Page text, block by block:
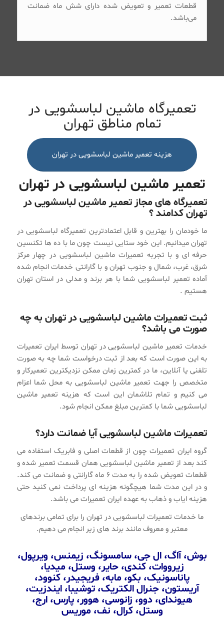
قطعات تعمیر و تعویض شده دارای شش ماه ضمانت
می‌باشد.
تعمیرگاه ماشین لباسشویی در
تمام مناطق تهران
هزینه تعمیر ماشین لباسشویی در تهران
تعمیر ماشین لباسشویی در تهران
تعمیرگاه های مجاز تعمیر ماشین لباسشویی در
تهران کدامند ؟
ما خودمان را بهترین و قابل اعتمادترین تعمیرگاه لباسشویی در
تهران میدانیم. این خود ستایی نیست چون ما با ده ها تکنسین
حرفه ای و با تجربه تعمیرات ماشین لباسشویی در چهار مرکز
شرق، غرب، شمال و جنوب تهران و با گارانتی خدمات انجام شده
آماده تعمیر لباسشویی شما با هر برند و مدلی در استان تهران
هستیم .
ثبت تعمیرات ماشین لباسشویی در تهران به چه
صورت می باشد؟
خدمات تعمیر ماشین لباسشویی در تهران توسط ایران تعمیرات
به این صورت است که بعد از ثبت درخواست شما چه به صورت
تلفنی یا آنلاین، ما در کمترین زمان ممکن نزدیکترین تعمیرکار و
متخصص را جهت تعمیر ماشین لباسشویی به محل شما اعزام
می کنیم و تمام تلاشمان این است که هزینه تعمیر ماشین
لباسشویی شما با کمترین مبلغ ممکن انجام شود.
تعمیرات ماشین لباسشویی آیا ضمانت دارد؟
گروه ایران تعمیرات چون از قطعات اصلی و فابریک استفاده می
کند بعد از تعمیر ماشین لباسشویی همان قسمت تعمیر شده و
قطعات تعویض شده را به مدت ۶ ماه گارانتی و ضمانت می کند.
و در این مدت شما هیچگونه هزینه ای پرداخت نمی کنید حتی
هزینه ایاب و ذهاب به عهده ایران تعمیرات می باشد.
ما خدمات تعمیرات لباسشویی در تهران را برای تمامی برندهای
معتبر و معروف مانند برند های زیر انجام می دهیم.
بوش، آاگ، ال جی، سامسونگ، زیمنس، ویرپول،
زیرووات، کندی، حایر، وستل، میدیا،
پاناسونیک، بکو، مابه، فریجیدر، کنوود،
آریستون، جنرال الکتریک، توشیبا، ایندزیت،
هیوندای، دوو، زانوسی، هوور، پارس، ارج،
وستل، کرال، نف، موریس